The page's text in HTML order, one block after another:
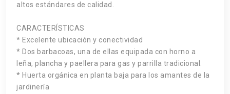
altos estándares de calidad.
CARACTERÍSTICAS
* Excelente ubicación y conectividad
* Dos barbacoas, una de ellas equipada con horno a
leña, plancha y paellera para gas y parrilla tradicional.
* Huerta orgánica en planta baja para los amantes de la
jardinería